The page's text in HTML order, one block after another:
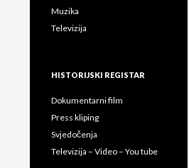
Muzika
Televizija
HISTORIJSKI REGISTAR
Dokumentarni film
Press kliping
Svjedočenja
Televizija – Video – You tube